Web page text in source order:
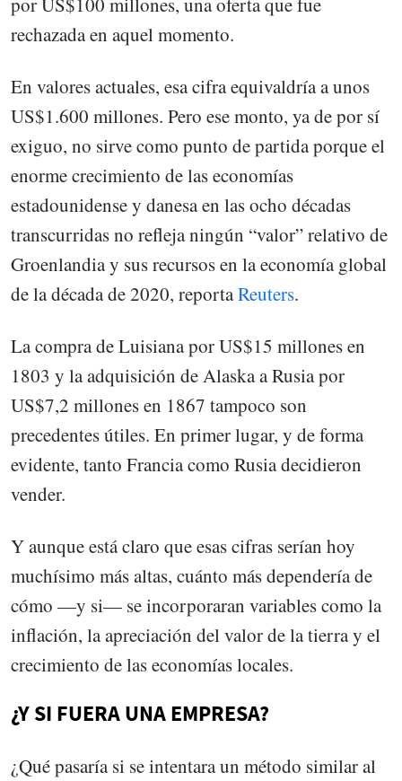
rechazada en aquel momento.
En valores actuales, esa cifra equivaldría a unos
US$1.600 millones. Pero ese monto, ya de por sí
exiguo, no sirve como punto de partida porque el
enorme crecimiento de las economías
estadounidense y danesa en las ocho décadas
transcurridas no refleja ningún “valor” relativo de
Groenlandia y sus recursos en la economía global
de la década de 2020, reportaReuters.
La compra de Luisiana por US$15 millones en
1803 y la adquisición de Alaska a Rusia por
US$7,2 millones en 1867 tampoco son
precedentes útiles. En primer lugar, y de forma
evidente, tanto Francia como Rusia decidieron
vender.
Y aunque está claro que esas cifras serían hoy
muchísimo más altas, cuánto más dependería de
cómo —y si— se incorporaran variables como la
inflación, la apreciación del valor de la tierra y el
crecimiento de las economías locales.
¿Y SI FUERA UNA EMPRESA?
¿Qué pasaría si se intentara un método similar al